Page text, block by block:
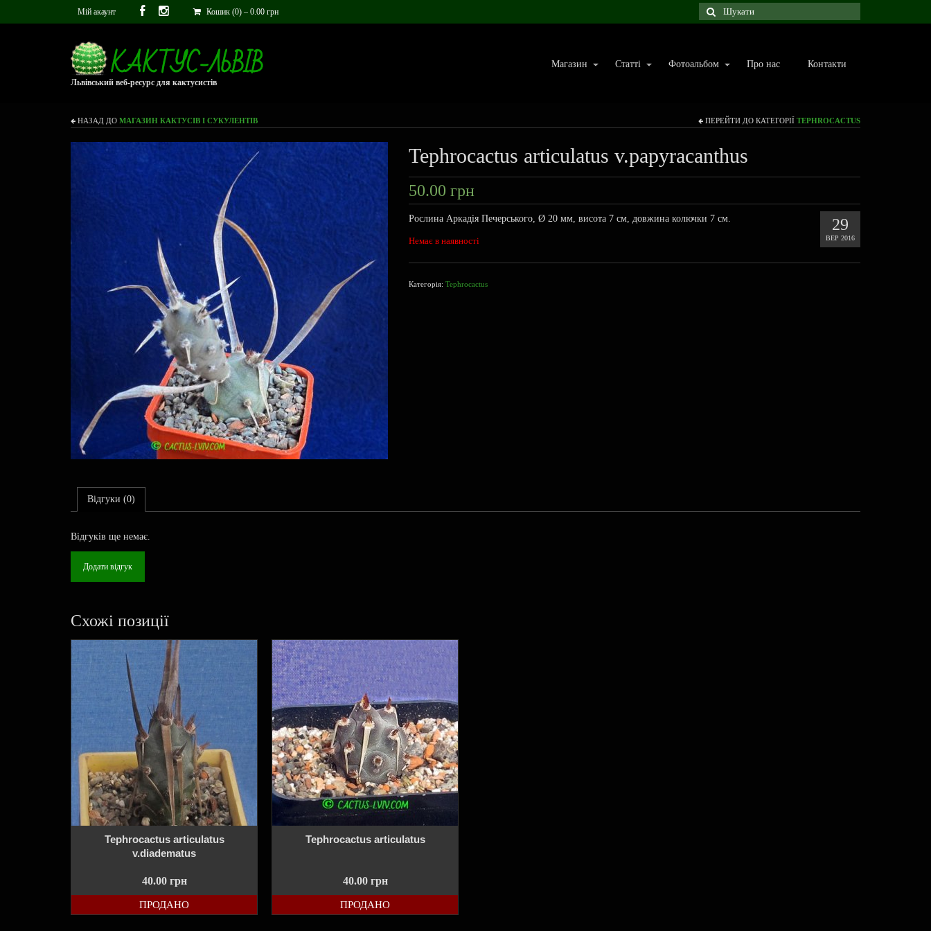
Мій акаунт Кошик (0) – 0.00 грн
Львівський веб-ресурс для кактусистів
Магазин Статті Фотоальбом Про нас Контакти
НАЗАД ДО МАГАЗИН КАКТУСІВ І СУКУЛЕНТІВ ПЕРЕЙТИ ДО КАТЕГОРІЇ TEPHROCACTUS
Tephrocactus articulatus v.papyracanthus
50.00 грн
29
ВЕР 2016
Рослина Аркадія Печерського, Ø 20 мм, висота 7 см, довжина колючки 7 см.
Немає в наявності
Категорія: Tephrocactus
Відгуки (0)
Відгуків ще немає.
Додати відгук
Схожі позиції
Tephrocactus articulatus
v.diadematus
40.00 грн
ПРОДАНО
Tephrocactus articulatus
40.00 грн
ПРОДАНО